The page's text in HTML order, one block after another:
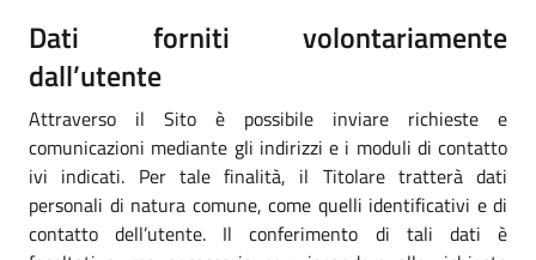
Dati forniti volontariamente
dall’utente
Attraverso il Sito è possibile inviare richieste e
comunicazioni mediante gli indirizzi e i moduli di contatto
ivi indicati. Per tale finalità, il Titolare tratterà dati
personali di natura comune, come quelli identificativi e di
contatto dell’utente. Il conferimento di tali dati è